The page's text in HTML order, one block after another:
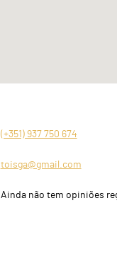
(+351) 937 750 674
toisga@gmail.com
Ainda não tem opiniões